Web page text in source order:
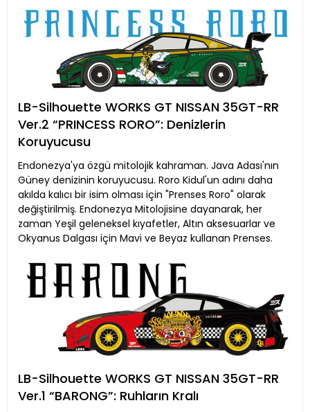
LB-Silhouette WORKS GT NISSAN 35GT-RR
Ver.2 “PRINCESS RORO”: Denizlerin
Koruyucusu
Endonezya'ya özgü mitolojik kahraman. Java Adası'nın
Güney denizinin koruyucusu. Roro Kidul'un adını daha
akılda kalıcı bir isim olması için "Prenses Roro" olarak
değiştirilmiş. Endonezya Mitolojisine dayanarak, her
zaman Yeşil geleneksel kıyafetler, Altın aksesuarlar ve
Okyanus Dalgası için Mavi ve Beyaz kullanan Prenses.
LB-Silhouette WORKS GT NISSAN 35GT-RR
Ver.1 “BARONG”: Ruhların Kralı